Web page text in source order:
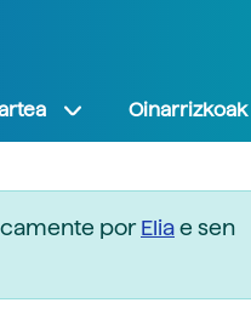
Oinarrizkoak
porEliae sen